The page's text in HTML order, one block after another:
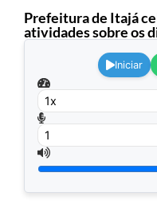
Prefeitura de Itajá
atividades sobre os
Iniciar